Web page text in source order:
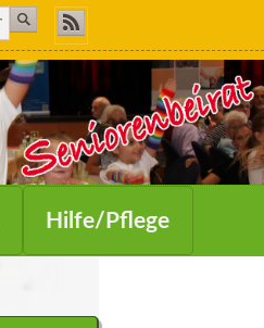
Hilfe/Pflege